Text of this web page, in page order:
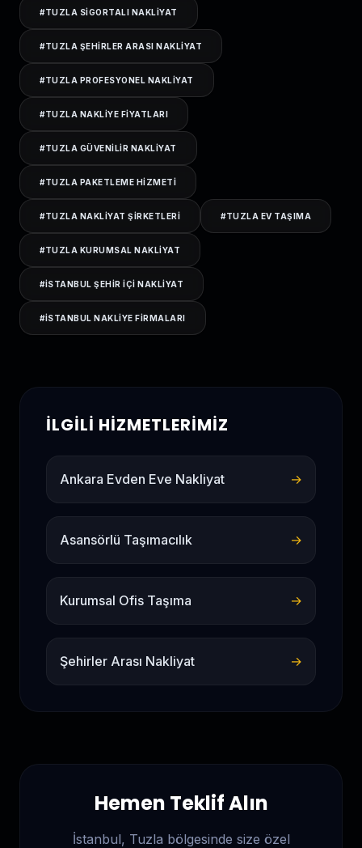
#TUZLA SIGORTALI NAKLIYAT
#TUZLA ŞEHIRLER ARASI NAKLIYAT
#TUZLA PROFESYONEL NAKLIYAT
#TUZLA NAKLIYE FIYATLARI
#TUZLA GÜVENILIR NAKLIYAT
#TUZLA PAKETLEME HIZMETI
#TUZLA NAKLIYAT ŞIRKETLERI #TUZLA EV TAŞIMA
#TUZLA KURUMSAL NAKLIYAT
#ISTANBUL ŞEHIR IÇI NAKLIYAT
#ISTANBUL NAKLIYE FIRMALARI
İLGILI HIZMETLERIMIZ
Ankara Evden Eve Nakliyat →
Asansörlü Taşımacılık →
Kurumsal Ofis Taşıma →
Şehirler Arası Nakliyat →
Hemen Teklif Alın
İstanbul, Tuzla bölgesinde size özel